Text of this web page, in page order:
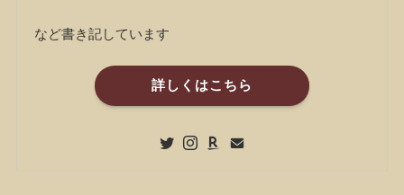
など書き記しています
詳しくはこちら